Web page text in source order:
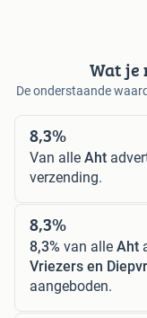
Wat je
De onderstaande
8,3%
Van alle Aht
verzending.
8,3%
8,3% van alle Aht
Vriezers en
aangeboden.